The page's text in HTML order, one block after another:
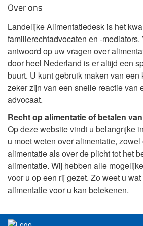
Over ons
Landelijke Alimentatiedesk is het
familierechtadvocaten en -mediators.
antwoord op uw vragen over
door heel Nederland is er altijd een
buurt. U kunt gebruik maken van
zeker zijn van een snelle reactie van
advocaat.
Recht op alimentatie of betalen
Op deze website vindt u belangrijke
u moet weten over alimentatie,
alimentatie als over de plicht tot het
alimentatie. Wij hebben alle
voor u op een rij gezet. Zo weet u
alimentatie voor u kan betekenen.